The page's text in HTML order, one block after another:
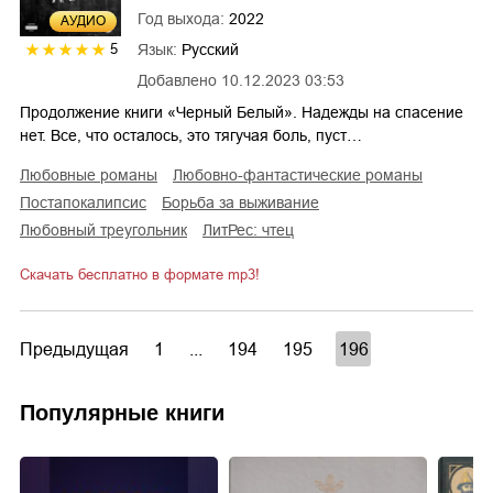
AУДИО
5
Добавлено 10.12.2023 03:53
Год выхода: 2022
Язык: Русский
Продолжение книги «Черный Белый». Надежды на спасение
нет. Все, что осталось, это тягучая боль, пуст…
любовные романы
любовно-фантастические романы
постапокалипсис
борьба за выживание
любовный треугольник
ЛитРес: чтец
Скачать бесплатно в формате mp3!
Предыдущая 1 194 195 196
Популярные книги